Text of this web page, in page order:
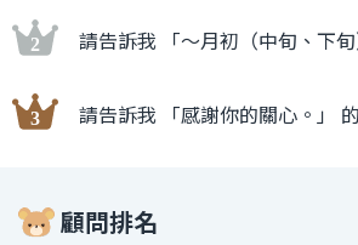
請告訴我 「〜月初（中旬、下旬
請告訴我 「感謝你的關心。」
顧問排名